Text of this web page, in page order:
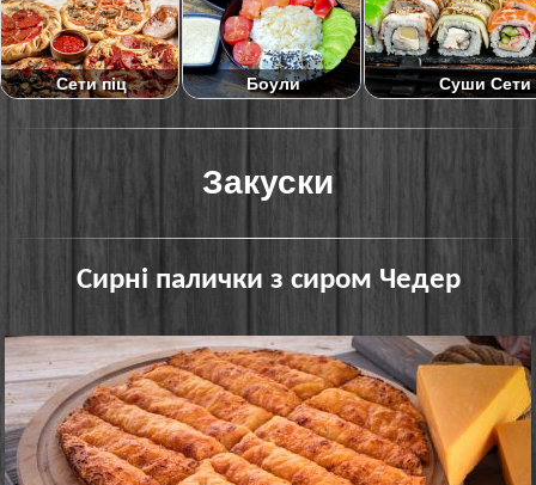
Сети піц Боули Суши Сети
Закуски
Сирні палички з сиром Чедер